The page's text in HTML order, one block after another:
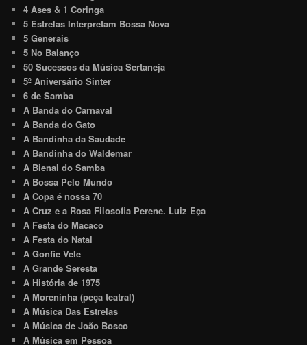
4 Ases & 1 Coringa
5 Estrelas Interpretam Bossa Nova
5 Generais
5 No Balanço
50 Sucessos da Música Sertaneja
5º Aniversário Sinter
6 de Samba
A Banda do Carnaval
A Banda do Gato
A Bandinha da Saudade
A Bandinha do Waldemar
A Bienal do Samba
A Bossa Pelo Mundo
A Copa é nossa 70
A Cruz e a Rosa Filosofia Perene. Luiz Eça
A Festa do Macaco
A Festa do Natal
A Gonfie Vele
A Grande Seresta
A História de 1975
A Moreninha (peça teatral)
A Música Das Estrelas
A Música de João Bosco
A Música em Pessoa